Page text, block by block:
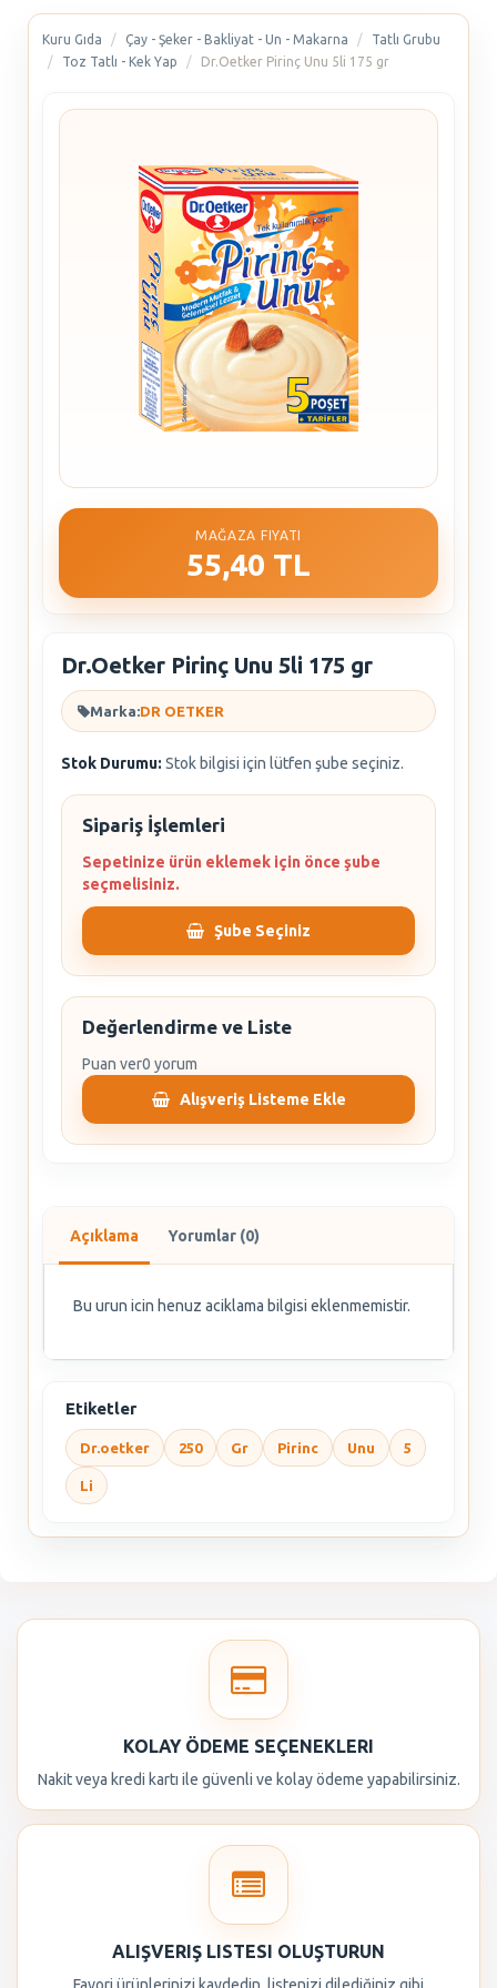
Kuru Gıda Çay - Şeker - Bakliyat - Un - Makarna
Tatlı Grubu
Toz Tatlı - Kek Yap
Dr.Oetker Pirinç Unu 5li 175 gr
MAĞAZA FIYATI
55,40 TL
Dr.Oetker Pirinç Unu 5li 175 gr
Marka:DR OETKER
Stok Durumu: Stok bilgisi için lütfen şube seçiniz.
Sipariş İşlemleri
Sepetinize ürün eklemek için önce şube
seçmelisiniz.
Şube Seçiniz
Değerlendirme ve Liste
Puan ver0 yorum
Alışveriş Listeme Ekle
Açıklama Yorumlar (0)
Bu urun icin henuz aciklama bilgisi eklenmemistir.
Etiketler
Dr.oetker 250 Gr Pirinc Unu 5
Li
KOLAY ÖDEME SEÇENEKLERI
Nakit veya kredi kartı ile güvenli ve kolay ödeme yapabilirsiniz.
ALIŞVERIŞ LISTESI OLUŞTURUN